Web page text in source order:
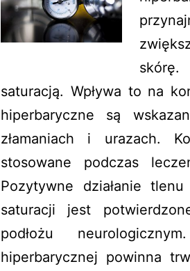
saturacją. Wpływa to na
hiperbaryczne są
złamaniach i urazach.
stosowane podczas
Pozytywne działanie
saturacji jest
podłożu
hiperbarycznej powinna